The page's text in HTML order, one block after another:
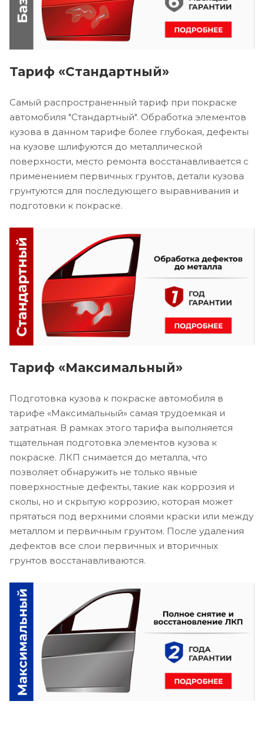
Тариф «Стандартный»
Самый распространенный тариф при покраске
автомобиля "Стандартный". Обработка элементов
кузова в данном тарифе более глубокая, дефекты
на кузове шлифуются до металлической
поверхности, место ремонта восстанавливается с
применением первичных грунтов, детали кузова
грунтуются для последующего выравнивания и
подготовки к покраске.
Тариф «Максимальный»
Подготовка кузова к покраске автомобиля в
тарифе «Максимальный» самая трудоемкая и
затратная. В рамках этого тарифа выполняется
тщательная подготовка элементов кузова к
покраске. ЛКП снимается до металла, что
позволяет обнаружить не только явные
поверхностные дефекты, такие как коррозия и
сколы, но и скрытую коррозию, которая может
прятаться под верхними слоями краски или между
металлом и первичным грунтом. После удаления
дефектов все слои первичных и вторичных
грунтов восстанавливаются.